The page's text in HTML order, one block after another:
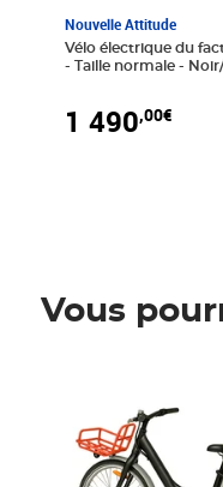
Nouvelle Attitude
Vélo électrique du
- Taille normale -
1 490,00€
Vous